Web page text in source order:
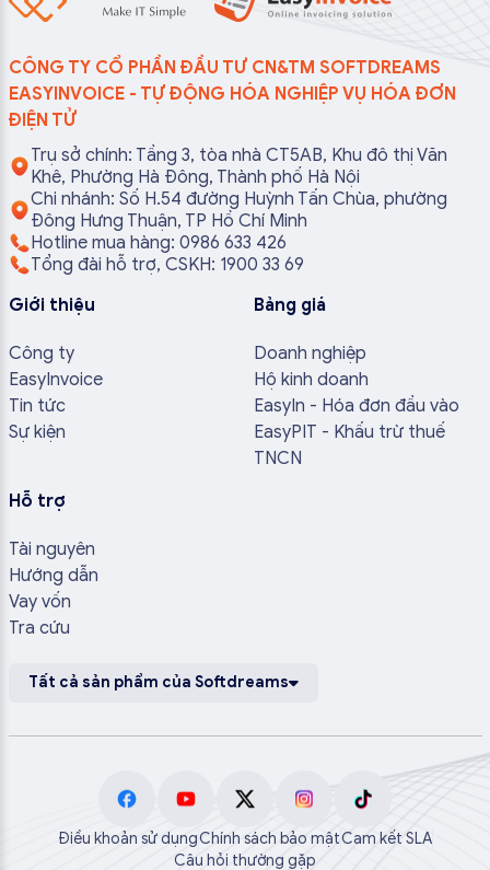
CÔNG TY CỔ PHẦN ĐẦU TƯ CN&TM SOFTDREAMS
EASYINVOICE - TỰ ĐỘNG HÓA NGHIỆP VỤ HÓA ĐƠN
ĐIỆN TỬ
Trụ sở chính: Tầng 3, tòa nhà CT5AB, Khu đô thị Văn
Khê, Phường Hà Đông, Thành phố Hà Nội
Chi nhánh: Số H.54 đường Huỳnh Tấn Chùa, phường
Đông Hưng Thuận, TP Hồ Chí Minh
Hotline mua hàng: 0986 633 426
Tổng đài hỗ trợ, CSKH: 1900 33 69
Giới thiệu
Công ty
EasyInvoice
Tin tức
Sự kiện
Bảng giá
Doanh nghiệp
Hộ kinh doanh
EasyIn - Hóa đơn đầu vào
EasyPIT - Khấu trừ thuế
TNCN
Hỗ trợ
Tài nguyên
Hướng dẫn
Vay vốn
Tra cứu
Tất cả sản phẩm của Softdreams
Điều khoản sử dụngChính sách bảo mậtCam kết SLA
Câu hỏi thường gặp